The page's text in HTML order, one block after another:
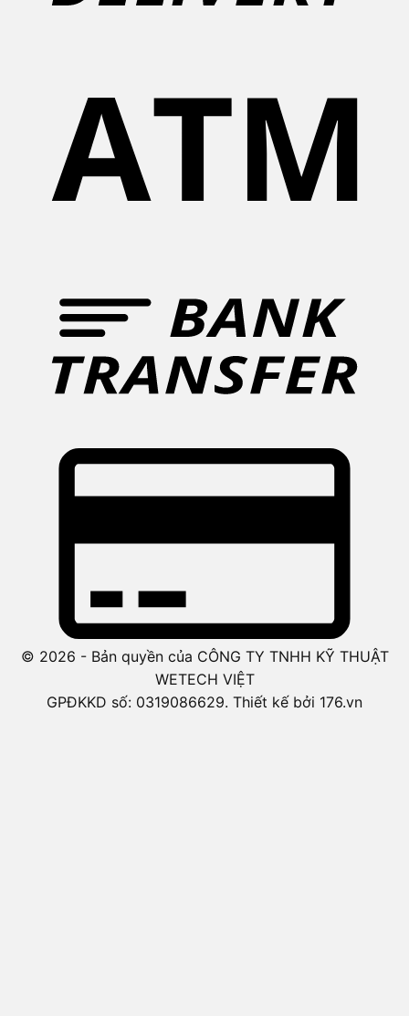
© 2026 - Bản quyền của CÔNG TY TNHH KỸ THUẬT
WETECH VIỆT
GPĐKKD số: 0319086629. Thiết kế bởi 176.vn